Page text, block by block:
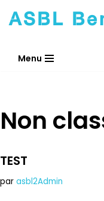
contenu
ASBL
Menu
Non
TEST
par asbl2Admin